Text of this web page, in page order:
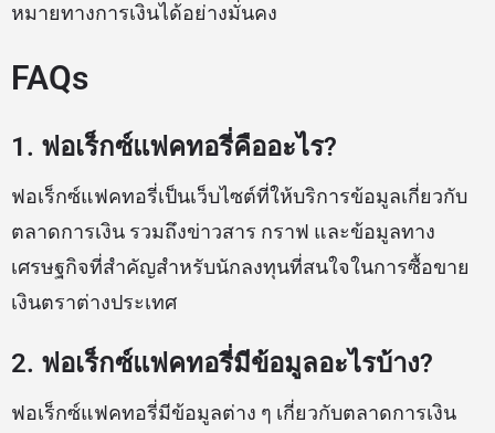
หมายทางการเงินได้อย่างมั่นคง
FAQs
1. ฟอเร็กซ์แฟคทอรี่คืออะไร?
ฟอเร็กซ์แฟคทอรี่เป็นเว็บไซต์ที่ให้บริการข้อมูลเกี่ยวกับ
ตลาดการเงิน รวมถึงข่าวสาร กราฟ และข้อมูลทาง
เศรษฐกิจที่สำคัญสำหรับนักลงทุนที่สนใจในการซื้อขาย
เงินตราต่างประเทศ
2. ฟอเร็กซ์แฟคทอรี่มีข้อมูลอะไรบ้าง?
ฟอเร็กซ์แฟคทอรี่มีข้อมูลต่าง ๆ เกี่ยวกับตลาดการเงิน